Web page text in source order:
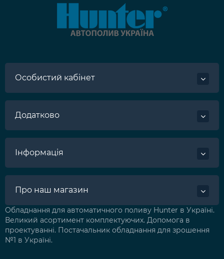
Особистий кабінет
Додатково
Інформація
Про наш магазин
Обладнання для автоматичного поливу Hunter в Україні.
Великий асортимент комплектуючих. Допомога в
проектуванні. Постачальник обладнання для зрошення
№1 в Україні.